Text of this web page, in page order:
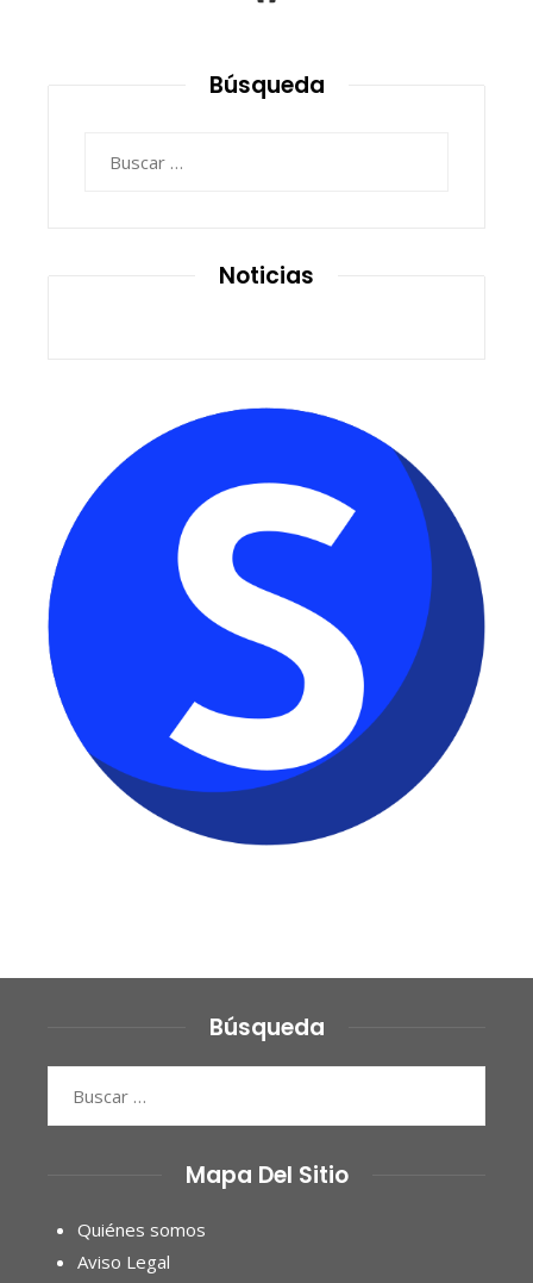
Búsqueda
Noticias
Búsqueda
Mapa Del Sitio
Quiénes somos
Aviso Legal